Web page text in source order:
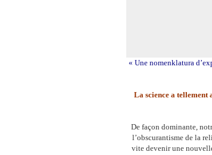
« Une nomenklatura
La science a tellement
De façon dominante,
l’obscurantisme de la
vite devenir une